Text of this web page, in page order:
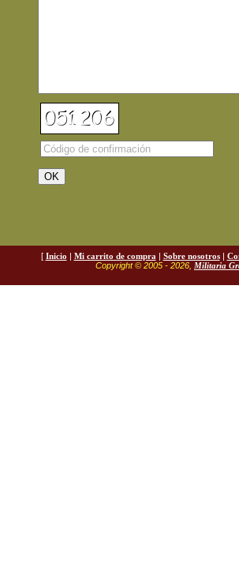
[ Inicio | Mi carrito de compra | Sobre nosotros|
Copyright © 2005 - 2026, Militaria